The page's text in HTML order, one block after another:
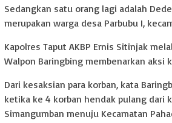
Sedangkan satu orang lagi adalah
merupakan warga desa Parbubu I,
Kapolres Taput AKBP Ernis Sitinjak
Walpon Baringbing membenarkan aksi
Dari kesaksian para korban, kata
ketika ke 4 korban hendak pulang dari
Simangumban menuju Kecamatan